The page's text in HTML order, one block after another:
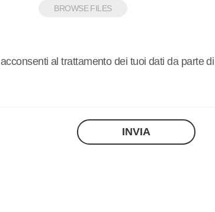
BROWSE FILES
acconsenti al trattamento dei tuoi dati da parte di
INVIA